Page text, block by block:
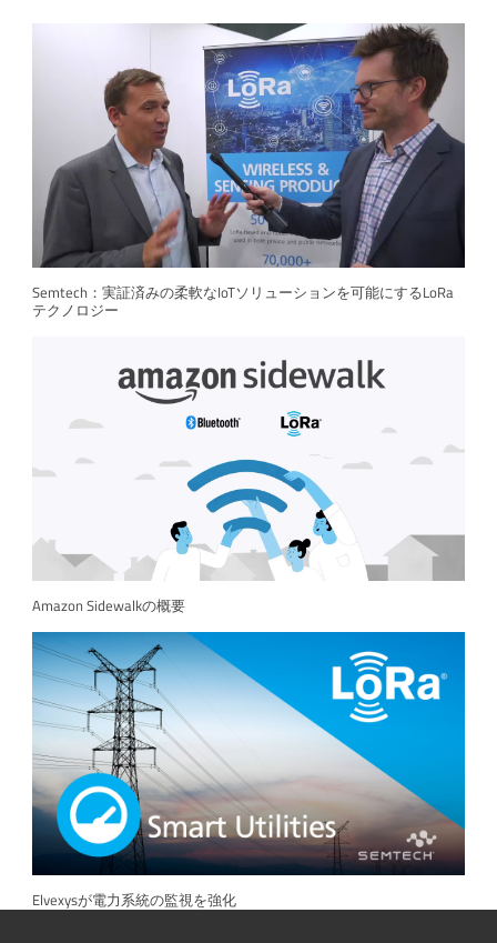
Semtech：実証済みの柔軟なIoTソリューションを可能にするLoRa
テクノロジー
Amazon Sidewalkの概要
Elvexysが電力系統の監視を強化